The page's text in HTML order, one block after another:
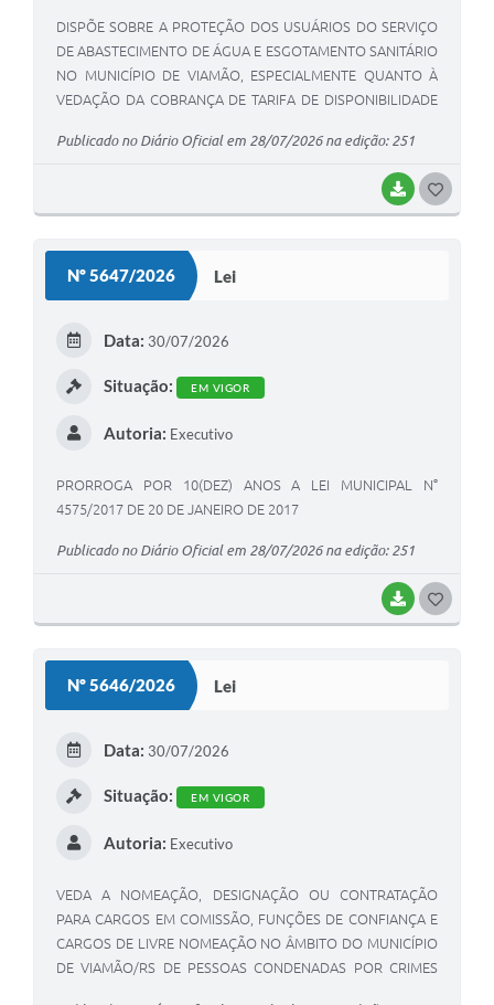
BAIXAR
DISPÕE SOBRE A PROTEÇÃO DOS USUÁRIOS DO SERVIÇO
DE ABASTECIMENTO DE ÁGUA E ESGOTAMENTO SANITÁRIO
NO MUNICÍPIO DE VIAMÃO, ESPECIALMENTE QUANTO À
VEDAÇÃO DA COBRANÇA DE TARIFA DE DISPONIBILIDADE
PROVIDÊNCIAS.
Publicado no Diário Oficial em 28/07/2026 na edição: 251
Nº 5647/2026 Lei
BAIXAR
Data: 30/07/2026
Situação: EM VIGOR
Autoria: Executivo
PRORROGA POR 10(DEZ) ANOS A LEI MUNICIPAL N°
4575/2017 DE 20 DE JANEIRO DE 2017
Publicado no Diário Oficial em 28/07/2026 na edição: 251
Nº 5646/2026 Lei
Data: 30/07/2026
Situação: EM VIGOR
Autoria: Executivo
VEDA A NOMEAÇÃO, DESIGNAÇÃO OU CONTRATAÇÃO
PARA CARGOS EM COMISSÃO, FUNÇÕES DE CONFIANÇA E
CARGOS DE LIVRE NOMEAÇÃO NO ÂMBITO DO MUNICÍPIO
DE VIAMÃO/RS DE PESSOAS CONDENADAS POR CRIMES